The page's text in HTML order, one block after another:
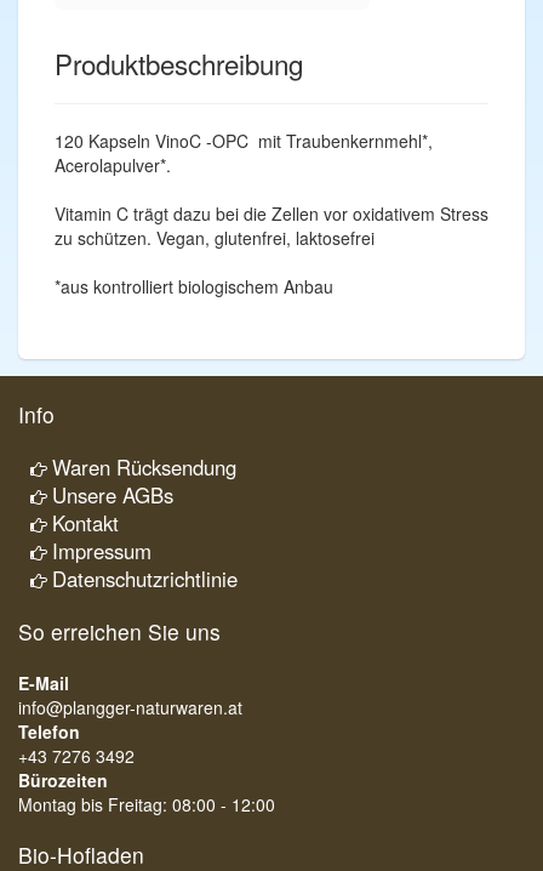
Produktbeschreibung
120 Kapseln VinoC -OPC mit Traubenkernmehl*,
Acerolapulver*.
Vitamin C trägt dazu bei die Zellen vor oxidativem Stress
zu schützen. Vegan, glutenfrei, laktosefrei
*aus kontrolliert biologischem Anbau
Info
Waren Rücksendung
Unsere AGBs
Kontakt
Impressum
Datenschutzrichtlinie
So erreichen Sie uns
E-Mail
info@plangger-naturwaren.at
Telefon
+43 7276 3492
Bürozeiten
Montag bis Freitag: 08:00 - 12:00
Bio-Hofladen